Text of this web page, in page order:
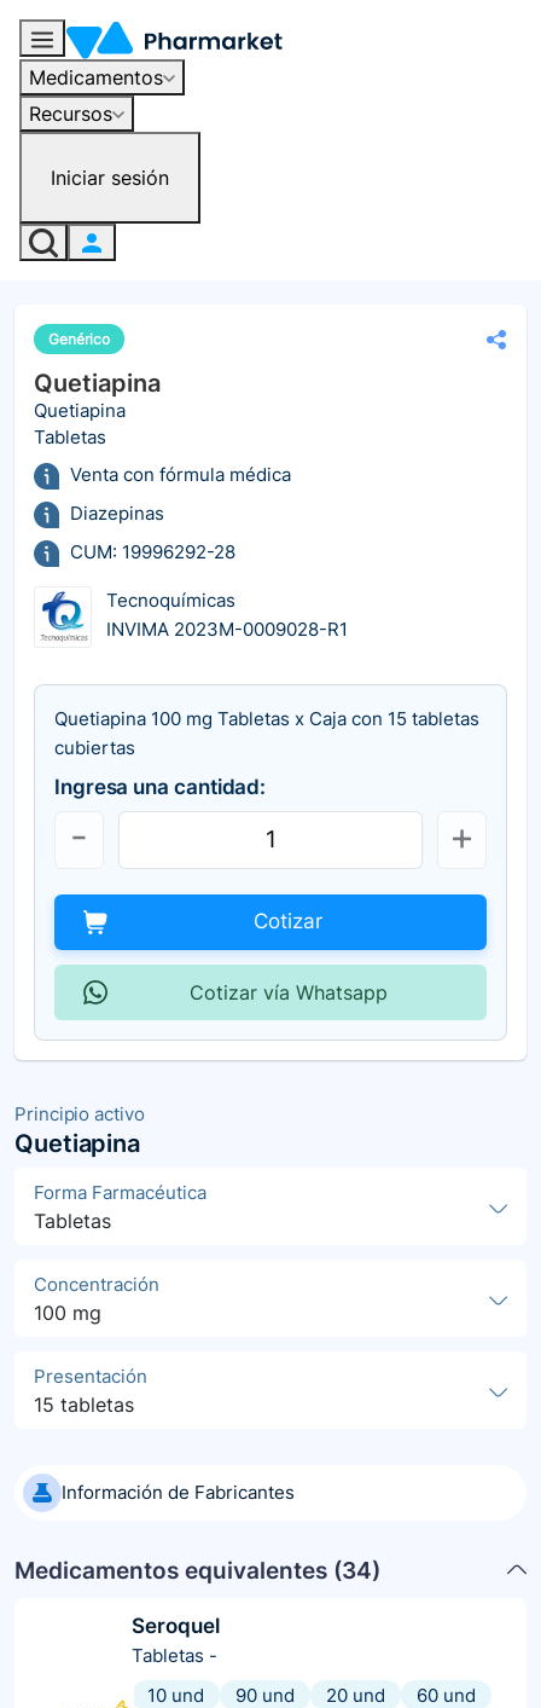
Medicamentos
Recursos
Iniciar sesión
Principio activo
Quetiapina
Forma Farmacéutica
Tabletas
Concentración
100 mg
Presentación
15 tabletas
Información de Fabricantes
Medicamentos equivalentes (34)
Seroquel
Tabletas -
10 und
90 und 20 und
60 und
Genérico
Quetiapina
Quetiapina
Tabletas
Venta con fórmula médica
Diazepinas
CUM: 19996292-28
Tecnoquímicas
INVIMA 2023M-0009028-R1
Quetiapina 100 mg Tabletas x Caja con 15 tabletas
cubiertas
Ingresa una cantidad:
Cotizar
Cotizar vía Whatsapp